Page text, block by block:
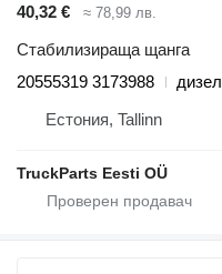
40,32 € ≈ 78,99 лв.
Стабилизираща щанга
20555319 3173988
дизел
Естония, Tallinn
TruckParts Eesti OÜ